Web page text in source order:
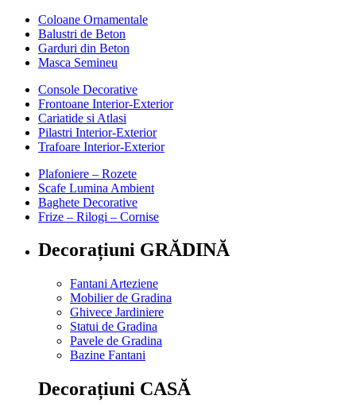
Coloane Ornamentale
Balustri de Beton
Garduri din Beton
Masca Semineu
Console Decorative
Frontoane Interior-Exterior
Cariatide si Atlasi
Pilastri Interior-Exterior
Trafoare Interior-Exterior
Plafoniere – Rozete
Scafe Lumina Ambient
Baghete Decorative
Frize – Rilogi – Cornise
Decorațiuni GRĂDINĂ
Fantani Arteziene
Mobilier de Gradina
Ghivece Jardiniere
Statui de Gradina
Pavele de Gradina
Bazine Fantani
Decorațiuni CASĂ